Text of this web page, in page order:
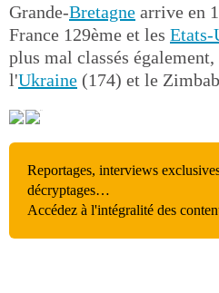
Grande-Bretagne arrive en
France 129ème et les Etats-
plus mal classés également,
l'Ukraine (174) et le
Reportages, interviews
décryptages…
Accédez à l'intégralité des